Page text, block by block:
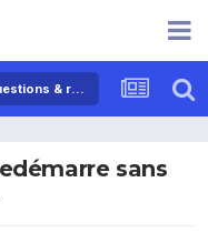
Samsung Galaxy S7 & S7 EDGE - Aides, questions & réponses
sans